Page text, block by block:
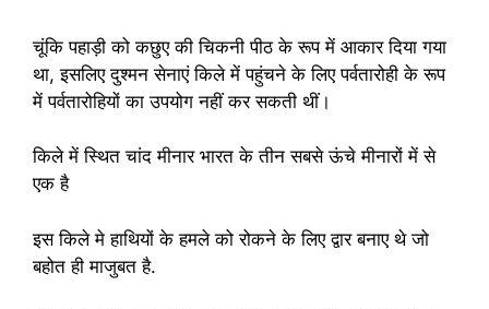
चूंकि पहाड़ी को कछुए की चिकनी पीठ के रूप में आकार दिया गया
था, इसलिए दुश्मन सेनाएं किले में पहुंचने के लिए पर्वतारोही के रूप
में पर्वतारोहियों का उपयोग नहीं कर सकती थीं।
किले में स्थित चांद मीनार भारत के तीन सबसे ऊंचे मीनारों में से
एक है
इस किले मे हाथियों के हमले को रोकने के लिए द्वार बनाए थे जो
बहोत ही माजुबत है.